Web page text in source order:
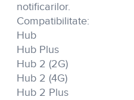
notificarilor.
Compatibilitate:
Hub
Hub Plus
Hub 2 (2G)
Hub 2 (4G)
Hub 2 Plus